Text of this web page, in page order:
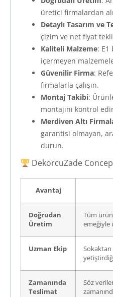
üretici firmalardan
Detaylı Tasarım ve
çizim ve net fiyat
Kaliteli Malzeme: E1
içermeyen
Güvenilir Firma:
firmalarla çalışın.
Montaj Takibi:
montajını kontrol
Merdiven Altı
garantisi olmayan,
durun.
DekorcuZade
Avantaj
Doğrudan
Üretim
Tüm
emeğiyle
Uzman Ekip
Zamanında
Teslimat
Söz